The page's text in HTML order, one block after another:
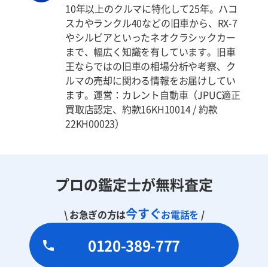
10年以上のクルマに特化して25年。ハコ
スカやランクル40などの旧車から、RX-7
やシルビアといったネオクラシックカー
まで、幅広く知識を有しています。旧車
王ならではの旧車の相場分析や考察、ク
ルマの売却に関わる情報をお届けしてい
ます。運営：カレント自動車（JPUC適正
買取店認定、約款16KH10014 / 約款
22KH00023）
プロの鑑定士が無料査定
\ お急ぎの方は今すぐお電話を /
0120-389-777